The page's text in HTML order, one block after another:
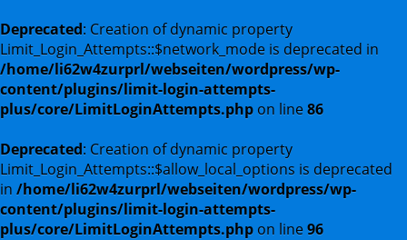
Deprecated: Creation of dynamic property
Limit_Login_Attempts::$network_mode is deprecated in
/home/li62w4zurprl/webseiten/wordpress/wp-
content/plugins/limit-login-attempts-
plus/core/LimitLoginAttempts.php on line86
Deprecated: Creation of dynamic property
Limit_Login_Attempts::$allow_local_options is deprecated
in /home/li62w4zurprl/webseiten/wordpress/wp-
content/plugins/limit-login-attempts-
plus/core/LimitLoginAttempts.php on line96